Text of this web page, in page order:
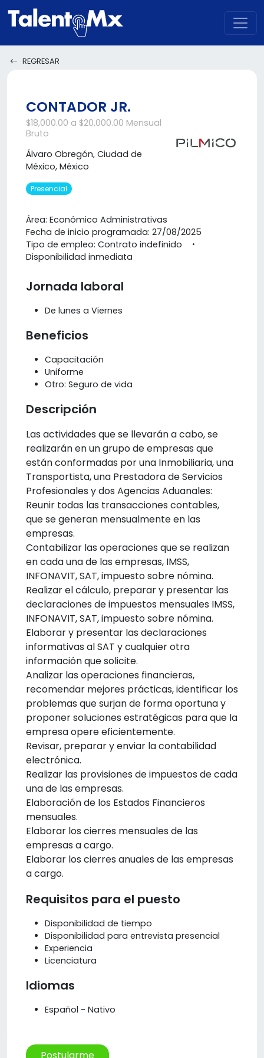
REGRESAR
CONTADOR JR.
$18,000.00 a $20,000.00 Mensual
Bruto
Álvaro Obregón, Ciudad de
México, México
Presencial
Área: Económico Administrativas
Fecha de inicio programada: 27/08/2025
Tipo de empleo: Contrato indefinido
Disponibilidad inmediata
Jornada laboral
De lunes a Viernes
Beneficios
Capacitación
Uniforme
Otro: Seguro de vida
Descripción
Las actividades que se llevarán a cabo, se
realizarán en un grupo de empresas que
están conformadas por una Inmobiliaria, una
Transportista, una Prestadora de Servicios
Profesionales y dos Agencias Aduanales:
Reunir todas las transacciones contables,
que se generan mensualmente en las
empresas.
Contabilizar las operaciones que se realizan
en cada una de las empresas, IMSS,
INFONAVIT, SAT, impuesto sobre nómina.
Realizar el cálculo, preparar y presentar las
declaraciones de impuestos mensuales IMSS,
INFONAVIT, SAT, impuesto sobre nómina.
Elaborar y presentar las declaraciones
informativas al SAT y cualquier otra
información que solicite.
Analizar las operaciones financieras,
recomendar mejores prácticas, identificar los
problemas que surjan de forma oportuna y
proponer soluciones estratégicas para que la
empresa opere eficientemente.
Revisar, preparar y enviar la contabilidad
electrónica.
Realizar las provisiones de impuestos de cada
una de las empresas.
Elaboración de los Estados Financieros
mensuales.
Elaborar los cierres mensuales de las
empresas a cargo.
Elaborar los cierres anuales de las empresas
a cargo.
Requisitos para el puesto
Disponibilidad de tiempo
Disponibilidad para entrevista presencial
Experiencia
Licenciatura
Idiomas
Español - Nativo
Postularme